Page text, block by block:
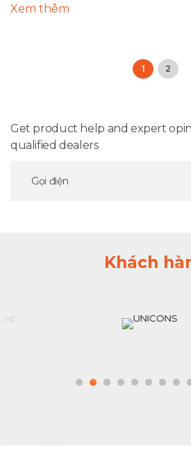
Xem thêm
1 2
Get product help and expert
qualified dealers
Gọi điện
Khách